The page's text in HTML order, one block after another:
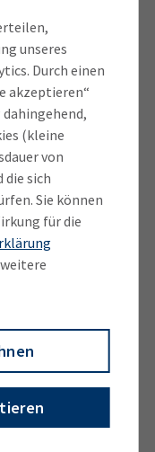
unseres
Durch einen
akzeptieren“
(kleine
von
die sich
Sie können
für die
IHK-
wünschen
Angebot an
ein
weiter.
dass künftig
umfangreich
waren es über
in
oder
allen
bis hin zum